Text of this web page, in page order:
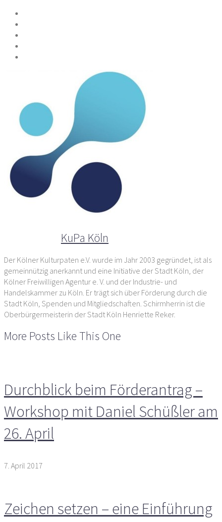
KuPa Köln
Der Kölner Kulturpaten e.V. wurde im Jahr 2003 gegründet, ist als
gemeinnützig anerkannt und eine Initiative der Stadt Köln, der
Kölner Freiwilligen Agentur e. V. und der Industrie- und
Handelskammer zu Köln. Er trägt sich über Förderung durch die
Stadt Köln, Spenden und Mitgliedschaften. Schirmherrin ist die
Oberbürgermeisterin der Stadt Köln Henriette Reker.
More Posts Like This One
Durchblick beim Förderantrag –
Workshop mit Daniel Schüßler am
26. April
7. April 2017
Zeichen setzen – eine Einführung